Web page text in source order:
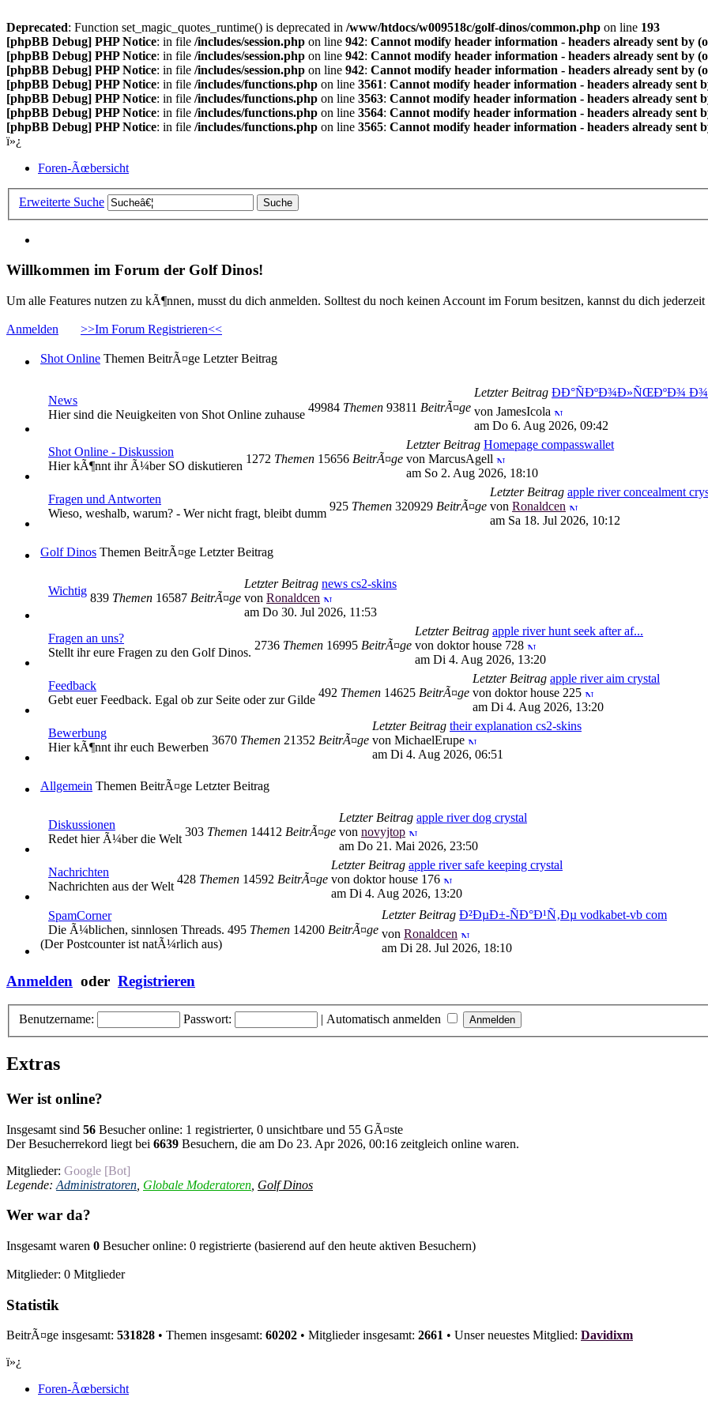
Deprecated: Function set_magic_quotes_runtime() is deprecated in /www/htdocs/w009518c/golf-dinos/common.php on line 193
[phpBB Debug] PHP Notice: in file /includes/session.php on line 942: Cannot modify header information - headers already sent by
[phpBB Debug] PHP Notice: in file /includes/session.php on line 942: Cannot modify header information - headers already sent by
[phpBB Debug] PHP Notice: in file /includes/session.php on line 942: Cannot modify header information - headers already sent by
[phpBB Debug] PHP Notice: in file /includes/functions.php on line 3561: Cannot modify header information - headers already sent
[phpBB Debug] PHP Notice: in file /includes/functions.php on line 3563: Cannot modify header information - headers already sent
[phpBB Debug] PHP Notice: in file /includes/functions.php on line 3564: Cannot modify header information - headers already sent
[phpBB Debug] PHP Notice: in file /includes/functions.php on line 3565: Cannot modify header information - headers already sent
ï»¿
Foren-Ãœbersicht
Erweiterte Suche
Willkommen im Forum der Golf Dinos!
Um alle Features nutzen zu kÃ¶nnen, musst du dich anmelden. Solltest du noch keinen Account im Forum besitzen, kannst du dich jederzeit
Anmelden >>Im Forum Registrieren<<
Shot Online Themen BeitrÃ¤ge Letzter Beitrag
News
Hier sind die Neuigkeiten von Shot Online zuhause
49984 Themen 93811 BeitrÃ¤ge
Letzter Beitrag ÐÐ°ÑÐºÐ¾Ð»ÑŒÐºÐ¾
von JamesIcola
am Do 6. Aug 2026, 09:42
Shot Online - Diskussion
Hier kÃ¶nnt ihr Ã¼ber SO diskutieren
1272 Themen 15656 BeitrÃ¤ge
Letzter Beitrag Homepage compasswallet
von MarcusAgell
am So 2. Aug 2026, 18:10
Fragen und Antworten
Wieso, weshalb, warum? - Wer nicht fragt, bleibt dumm
925 Themen 320929 BeitrÃ¤ge
Letzter Beitrag apple river concealment
von Ronaldcen
am Sa 18. Jul 2026, 10:12
Golf Dinos Themen BeitrÃ¤ge Letzter Beitrag
Wichtig
839 Themen 16587 BeitrÃ¤ge
Letzter Beitrag news cs2-skins
von Ronaldcen
am Do 30. Jul 2026, 11:53
Fragen an uns?
Stellt ihr eure Fragen zu den Golf Dinos.
2736 Themen 16995 BeitrÃ¤ge
Letzter Beitrag apple river hunt seek after af...
von doktor house 728
am Di 4. Aug 2026, 13:20
Feedback
Gebt euer Feedback. Egal ob zur Seite oder zur Gilde
492 Themen 14625 BeitrÃ¤ge
Letzter Beitrag apple river aim crystal
von doktor house 225
am Di 4. Aug 2026, 13:20
Bewerbung
Hier kÃ¶nnt ihr euch Bewerben
3670 Themen 21352 BeitrÃ¤ge
Letzter Beitrag their explanation cs2-skins
von MichaelErupe
am Di 4. Aug 2026, 06:51
Allgemein Themen BeitrÃ¤ge Letzter Beitrag
Diskussionen
Redet hier Ã¼ber die Welt
303 Themen 14412 BeitrÃ¤ge
Letzter Beitrag apple river dog crystal
von novyjtop
am Do 21. Mai 2026, 23:50
Nachrichten
Nachrichten aus der Welt
428 Themen 14592 BeitrÃ¤ge
Letzter Beitrag apple river safe keeping crystal
von doktor house 176
am Di 4. Aug 2026, 13:20
SpamCorner
Die Ã¼blichen, sinnlosen Threads.
(Der Postcounter ist natÃ¼rlich aus)
495 Themen 14200 BeitrÃ¤ge
Letzter Beitrag Ð²ÐµÐ±-ÑÐ°Ð¹Ñ‚Ðµ vodkabet-vb com
von Ronaldcen
am Di 28. Jul 2026, 18:10
Anmelden oder Registrieren
Benutzername: Passwort: | Automatisch anmelden
Extras
Wer ist online?
Insgesamt sind 56 Besucher online: 1 registrierter, 0 unsichtbare und 55 GÃ¤ste
Der Besucherrekord liegt bei 6639 Besuchern, die am Do 23. Apr 2026, 00:16 zeitgleich online waren.
Mitglieder: Google [Bot]
Legende: Administratoren Globale Moderatoren Golf Dinos
Wer war da?
Insgesamt waren 0 Besucher online: 0 registrierte (basierend auf den heute aktiven Besuchern)
Mitglieder: 0 Mitglieder
Statistik
BeitrÃ¤ge insgesamt: 531828 • Themen insgesamt: 60202 • Mitglieder insgesamt: 2661 • Unser neuestes Mitglied: Davidixm
ï»¿
Foren-Ãœbersicht